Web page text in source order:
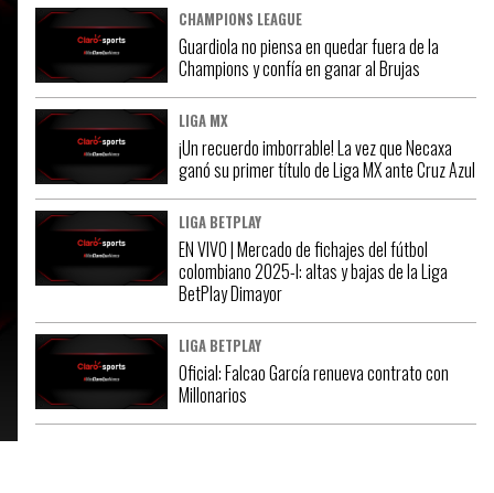
CHAMPIONS LEAGUE
Guardiola no piensa en quedar fuera de la
Champions y confía en ganar al Brujas
LIGA MX
¡Un recuerdo imborrable! La vez que Necaxa
ganó su primer título de Liga MX ante Cruz Azul
LIGA BETPLAY
EN VIVO | Mercado de fichajes del fútbol
colombiano 2025-I: altas y bajas de la Liga
BetPlay Dimayor
LIGA BETPLAY
Oficial: Falcao García renueva contrato con
Millonarios